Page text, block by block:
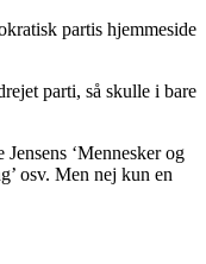
partis hjemmeside
parti, så skulle i bare
‘Mennesker og
osv. Men nej kun en